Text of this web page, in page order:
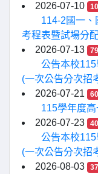
2026-07-10
114-2國一
考程表暨試場分
2026-07-13
公告本校
(一次公告分次招
2026-07-21
115學年度
2026-07-23
公告本校
(一次公告分次招
2026-08-03